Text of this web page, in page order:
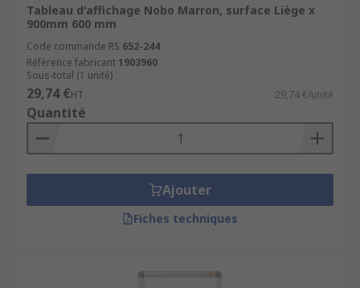
Tableau d'affichage Nobo Marron, surface Liège x
900mm 600 mm
Code commande RS 652-244
Référence fabricant 1903960
Sous-total (1 unité)
29,74 €HT 29,74 €/unité
Quantité
Ajouter
Fiches techniques